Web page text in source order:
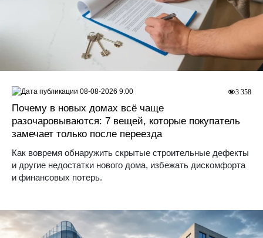
Почему в новых домах всё чаще
разочаровываются: 7 вещей, которые покупатель
замечает только после переезда
Как вовремя обнаружить скрытые строительные дефекты
и другие недостатки нового дома, избежать дискомфорта
и финансовых потерь.
3 358
08-08-2026 9:00